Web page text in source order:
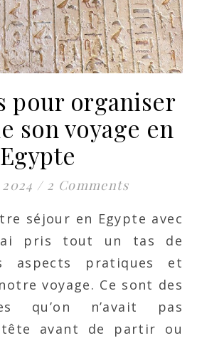
pour organiser
son voyage en
Egypte
/ 2 Comments
pris tout un tas de
aspects pratiques et
voyage. Ce sont des
qu’on n’avait pas
avant de partir ou